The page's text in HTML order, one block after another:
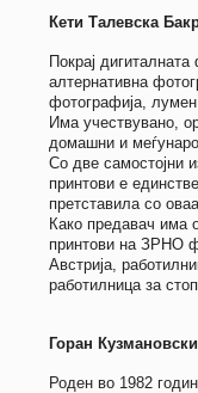
Кети Талевска
Покрај
алтернативна
фотографија, лумен
Има учествувано,
домашни и
Со две самостојни
принтови е
претставила со
Како предавач има
принтови на ЗРНО
Австрија,
работилница за
Горан Кузмановски
Роден во 1982